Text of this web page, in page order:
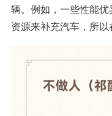
辆。例如，一些性能
资源来补充汽车，所以